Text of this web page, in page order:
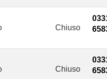
Chiuso
Chiuso